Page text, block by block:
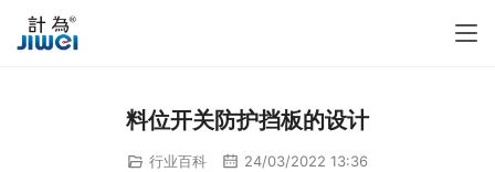
料位开关防护挡板的设计
行业百科 24/03/2022 13:36